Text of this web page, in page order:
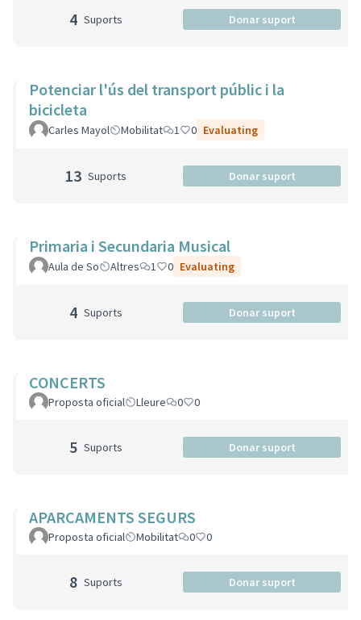
4 Suports Donar suport
Potenciar l'ús del transport públic i la
bicicleta
Carles Mayol Mobilitat 1 0 Evaluating
13 Suports Donar suport
Primaria i Secundaria Musical
Aula de So Altres 1 0 Evaluating
4 Suports Donar suport
CONCERTS
Proposta oficial Lleure 0 0
5 Suports Donar suport
APARCAMENTS SEGURS
Proposta oficial Mobilitat 0 0
8 Suports Donar suport